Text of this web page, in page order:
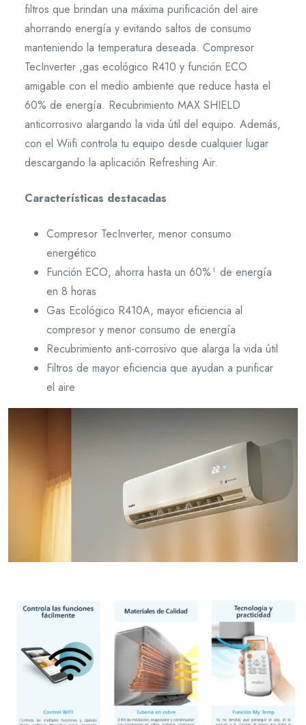
filtros que brindan una máxima purificación del aire
ahorrando energía y evitando saltos de consumo
manteniendo la temperatura deseada. Compresor
TecInverter ,gas ecológico R410 y función ECO
amigable con el medio ambiente que reduce hasta el
60% de energía. Recubrimiento MAX SHIELD
anticorrosivo alargando la vida útil del equipo. Además,
con el Wiifi controla tu equipo desde cualquier lugar
descargando la aplicación Refreshing Air.
Características destacadas
Compresor TecInverter, menor consumo
energético
Función ECO, ahorra hasta un 60%¹ de energía
en 8 horas
Gas Ecológico R410A, mayor eficiencia al
compresor y menor consumo de energía
Recubrimiento anti-corrosivo que alarga la vida útil
Filtros de mayor eficiencia que ayudan a purificar
el aire